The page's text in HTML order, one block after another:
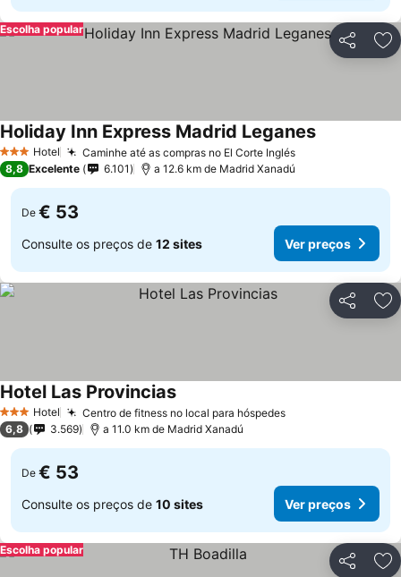
Partilhar
Escolha popular
3 EstrelasHotel Caminhe até as compras no El Corte Inglés
Holiday Inn Express Madrid Leganes
8,8 Excelente 6.101 a 12.6 km de Madrid Xanadú
De € 53
Consulte os preços de 12 sites Ver preços
Partilhar
3 EstrelasHotel Centro de fitness no local para hóspedes
Hotel Las Provincias
6,8 3.569 a 11.0 km de Madrid Xanadú
De € 53
Consulte os preços de 10 sites Ver preços
Partilhar
Escolha popular